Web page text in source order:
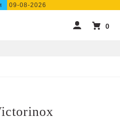
09-08-2026
0